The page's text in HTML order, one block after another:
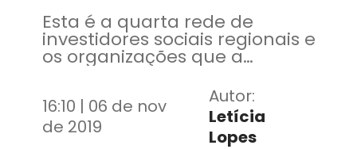
Esta é a quarta rede de
investidores sociais regionais e
os organizações que a
coordenam são a Fundação
Demócrito Rocha e o Instituto
Diageo
16:10 | 06 de nov
de 2019
Autor:
Letícia
Lopes